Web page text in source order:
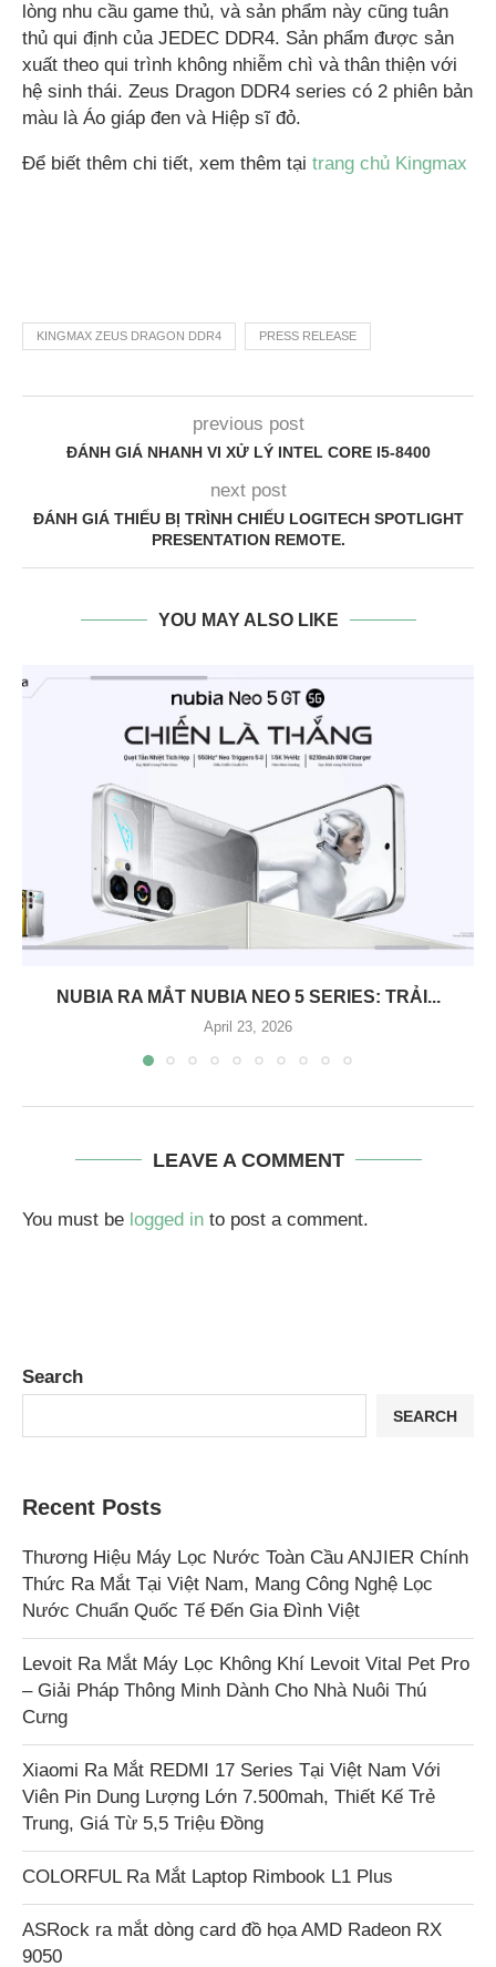
lòng nhu cầu game thủ, và sản phẩm này cũng tuân
thủ qui định của JEDEC DDR4. Sản phẩm được sản
xuất theo qui trình không nhiễm chì và thân thiện với
hệ sinh thái. Zeus Dragon DDR4 series có 2 phiên bản
màu là Áo giáp đen và Hiệp sĩ đỏ.
Để biết thêm chi tiết, xem thêm tại trang chủ Kingmax
KINGMAX ZEUS DRAGON DDR4 PRESS RELEASE
previous post
ĐÁNH GIÁ NHANH VI XỬ LÝ INTEL CORE I5-8400
next post
ĐÁNH GIÁ THIẾU BỊ TRÌNH CHIẾU LOGITECH SPOTLIGHT
PRESENTATION REMOTE.
YOU MAY ALSO LIKE
NUBIA RA MẮT NUBIA NEO 5 SERIES: TRẢI...
April 23, 2026
LEAVE A COMMENT
You must be logged in to post a comment.
Search
SEARCH
Recent Posts
Thương Hiệu Máy Lọc Nước Toàn Cầu ANJIER Chính
Thức Ra Mắt Tại Việt Nam, Mang Công Nghệ Lọc
Nước Chuẩn Quốc Tế Đến Gia Đình Việt
Levoit Ra Mắt Máy Lọc Không Khí Levoit Vital Pet Pro
– Giải Pháp Thông Minh Dành Cho Nhà Nuôi Thú
Cưng
Xiaomi Ra Mắt REDMI 17 Series Tại Việt Nam Với
Viên Pin Dung Lượng Lớn 7.500mah, Thiết Kế Trẻ
Trung, Giá Từ 5,5 Triệu Đồng
COLORFUL Ra Mắt Laptop Rimbook L1 Plus
ASRock ra mắt dòng card đồ họa AMD Radeon RX
9050